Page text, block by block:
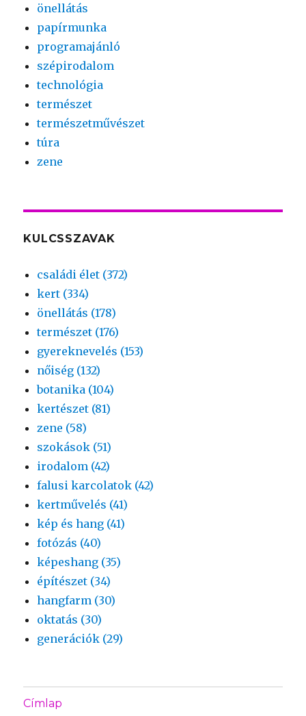
önellátás
papírmunka
programajánló
szépirodalom
technológia
természet
természetművészet
túra
zene
KULCSSZAVAK
családi élet (372)
kert (334)
önellátás (178)
természet (176)
gyereknevelés (153)
nőiség (132)
botanika (104)
kertészet (81)
zene (58)
szokások (51)
irodalom (42)
falusi karcolatok (42)
kertművelés (41)
kép és hang (41)
fotózás (40)
képeshang (35)
építészet (34)
hangfarm (30)
oktatás (30)
generációk (29)
Címlap